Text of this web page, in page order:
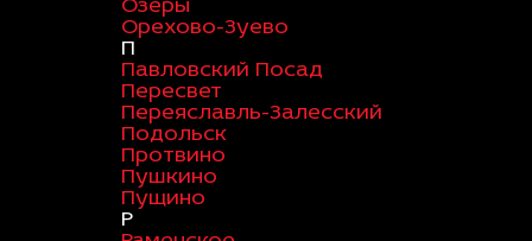
Озеры
Орехово-Зуево
П
Павловский Посад
Пересвет
Переяславль-Залесский
Подольск
Протвино
Пушкино
Пущино
Р